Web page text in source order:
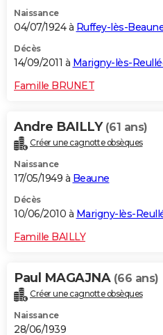
Naissance
04/07/1924 à Ruffey-lès-
Décès
14/09/2011 à Marigny-lès-
Famille BRUNET
Andre BAILLY (61 ans)
Créer une cagnotte obsèques
Naissance
17/05/1949 à Beaune
Décès
10/06/2010 à Marigny-lès-
Famille BAILLY
Paul MAGAJNA (66 ans)
Créer une cagnotte obsèques
Naissance
28/06/1939